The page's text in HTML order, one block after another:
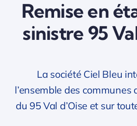
Remise en
sinistre 95
La société Ciel Bleu
l’ensemble des
du 95 Val d’Oise et sur